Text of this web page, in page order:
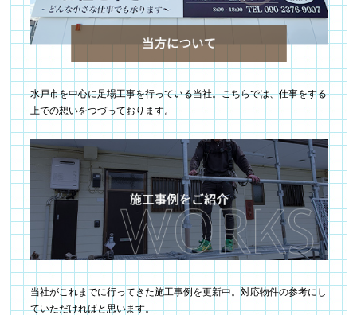
水戸市を中心に足場工事を行っている当社。こちらでは、仕事をする
上での想いをつづっております。
当社がこれまでに行ってきた施工事例を更新中。対応物件の参考にし
ていただければと思います。